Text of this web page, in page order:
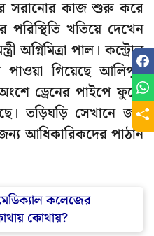
সরানোর কাজ শুরু করে
খতিয়ে দেখেন
অগ্নিমিত্রা পাল। কন্ট্রোল
গিয়েছে আলিপুর
ড্রেনের পাইপে ফুটো
তড়িঘড়ি সেখানে জল
আধিকারিকদের পাঠান
কলেজের
কোথায়?